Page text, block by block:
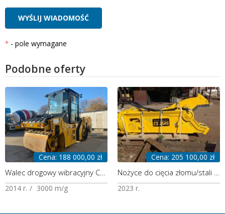
- pole wymagane
Podobne oferty
Cena: 188 000,00 zł
2014 r. 3000 m/g
Cena: 205 100,00 zł
2023 r.